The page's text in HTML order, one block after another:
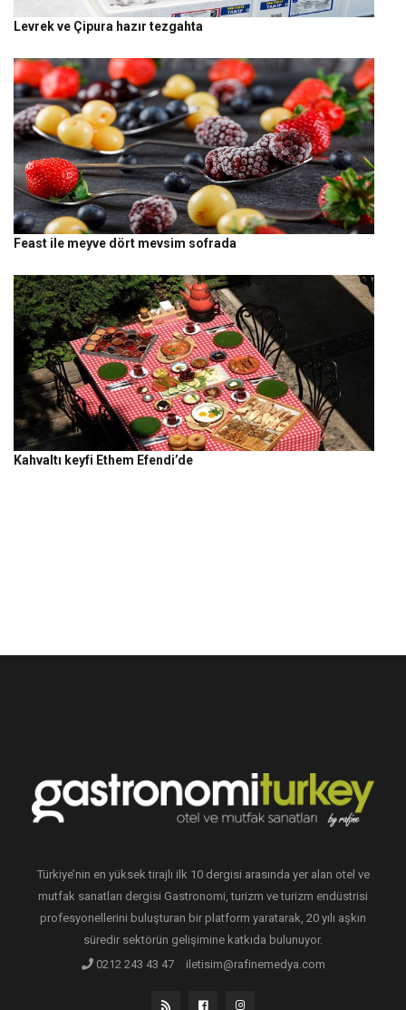
Levrek ve Çipura hazır tezgahta
Feast ile meyve dört mevsim sofrada
Kahvaltı keyfi Ethem Efendi’de
Türkiye’nin en yüksek tirajlı ilk 10 dergisi arasında yer alan otel ve
mutfak sanatları dergisi Gastronomi, turizm ve turizm endüstrisi
profesyonellerini buluşturan bir platform yaratarak, 20 yılı aşkın
süredir sektörün gelişimine katkıda bulunuyor.
0212 243 43 47
iletisim@rafinemedya.com